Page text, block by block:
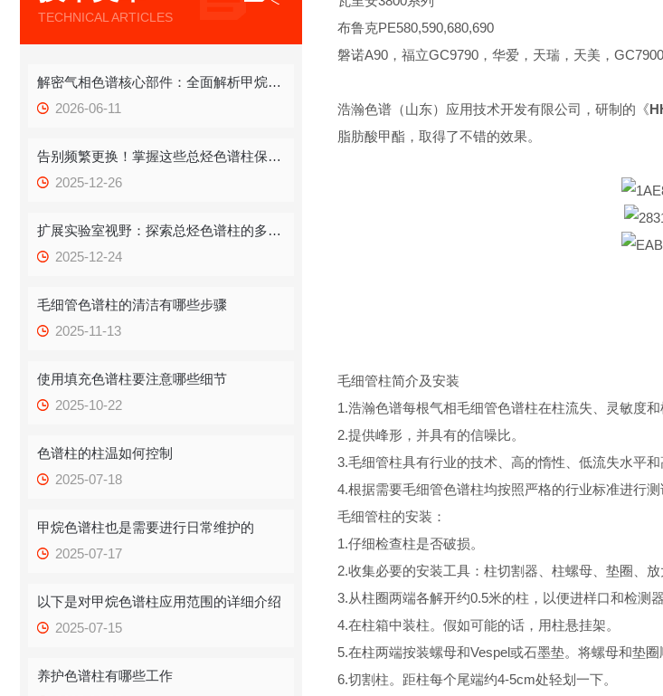
TECHNICAL ARTICLES
解密气相色谱核心部件：全面解析甲烷色谱柱
2026-06-11
告别频繁更换！掌握这些总烃色谱柱保存技巧，提升效率！
2025-12-26
扩展实验室视野：探索总烃色谱柱的多重应用
2025-12-24
毛细管色谱柱的清洁有哪些步骤
2025-11-13
使用填充色谱柱要注意哪些细节
2025-10-22
色谱柱的柱温如何控制
2025-07-18
甲烷色谱柱也是需要进行日常维护的
2025-07-17
以下是对甲烷色谱柱应用范围的详细介绍
2025-07-15
养护色谱柱有哪些工作
布鲁克PE580,590,680,690
磐诺A90，福立GC9790，华爱，天瑞，天美，
浩瀚色谱（山东）应用技术开发有限公司，研制的《
脂肪酸甲酯，取得了不错的效果。
毛细管柱简介及安装
1.浩瀚色谱每根气相毛细管色谱柱在柱流失、灵敏度
2.提供峰形，并具有的信噪比。
3.毛细管柱具有行业的技术、高的惰性、低流失水平和
4.根据需要毛细管色谱柱均按照严格的行业标准进行
毛细管柱的安装：
1.仔细检查柱是否破损。
2.收集必要的安装工具：柱切割器、柱螺母、垫圈、放
3.从柱圈两端各解开约0.5米的柱，以便进样口和检测器
4.在柱箱中装柱。假如可能的话，用柱悬挂架。
5.在柱两端按装螺母和Vespel或石墨垫。将螺母和垫圈
6.切割柱。距柱每个尾端约4-5cm处轻划一下。